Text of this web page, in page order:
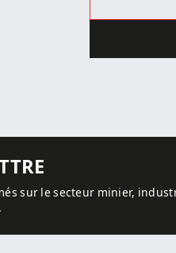
sur le secteur minier,